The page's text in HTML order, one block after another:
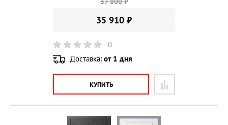
35 910 ₽
0
Доставка: от 1 дня
КУПИТЬ